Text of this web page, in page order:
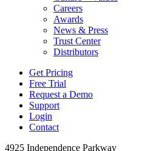
Careers
Awards
News & Press
Trust Center
Distributors
Get Pricing
Free Trial
Request a Demo
Support
Login
Contact
4925 Independence Parkway